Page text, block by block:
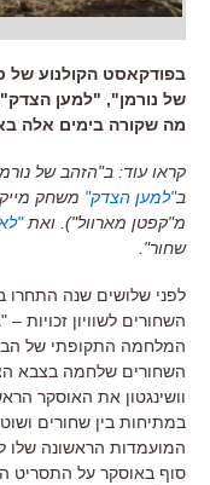
בפודקאסט הקולנוע של
של נורמן", "למען
מה שקורה בימים אלה
קראו עוד: ב"הזהב של
ב"למען הצדק" משחק
מ"קפטן מארוול"). ואת
שחור".
לפני שלושים שנה
השחורים לשוויון זכויות – "
המלחמה התקופתי של
השחורים שלחמה בצבא
וושינגטון את האוסקר
במתיחות בין שחורים
המועמדות הראשונה שלו
סוף באוסקר על התסריט